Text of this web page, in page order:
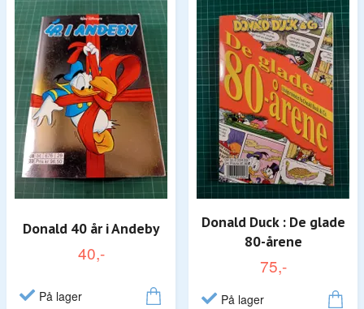
Donald 40 år i Andeby
40,-
På lager
Donald Duck : De glade
80-årene
75,-
På lager